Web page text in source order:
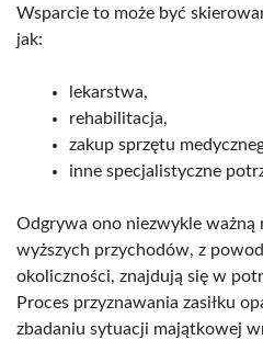
Wsparcie to może być
jak:
lekarstwa,
rehabilitacja,
zakup sprzętu
inne specjalistyczne
Odgrywa ono niezwykle
wyższych przychodów, z
okoliczności, znajdują się w
Proces przyznawania zasiłku
zbadaniu sytuacji majątkowej